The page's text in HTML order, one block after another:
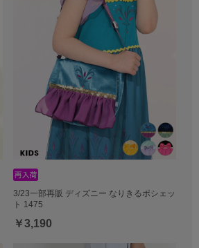
3/23一部再販 ディズニー なりきるポシェッ
ト 1475
￥3,190